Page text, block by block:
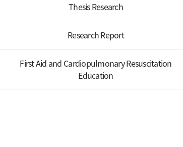
Thesis Research
Research Report
First Aid and Cardiopulmonary Resuscitation
Education